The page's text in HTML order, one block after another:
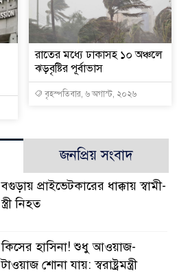
রাতের মধ্যে ঢাকাসহ ১০ অঞ্চলে
ঝড়বৃষ্টির পূর্বাভাস
বৃহস্পতিবার, ৬ অগাস্ট, ২০২৬
জনপ্রিয় সংবাদ
বগুড়ায় প্রাইভেটকারের ধাক্কায় স্বামী-
স্ত্রী নিহত
কিসের হাসিনা! শুধু আওয়াজ-
টাওয়াজ শোনা যায়: স্বরাষ্ট্রমন্ত্রী